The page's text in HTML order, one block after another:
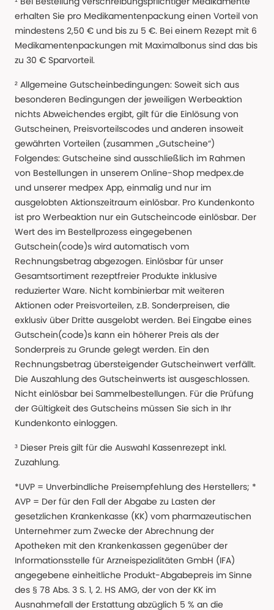
erhalten Sie pro Medikamentenpackung einen Vorteil von
mindestens 2,50 € und bis zu 5 €. Bei einem Rezept mit 6
Medikamentenpackungen mit Maximalbonus sind das bis
zu 30 € Sparvorteil.
² Allgemeine Gutscheinbedingungen: Soweit sich aus
besonderen Bedingungen der jeweiligen Werbeaktion
nichts Abweichendes ergibt, gilt für die Einlösung von
Gutscheinen, Preisvorteilscodes und anderen insoweit
gewährten Vorteilen (zusammen „Gutscheine“)
Folgendes: Gutscheine sind ausschließlich im Rahmen
von Bestellungen in unserem Online-Shop medpex.de
und unserer medpex App, einmalig und nur im
ausgelobten Aktionszeitraum einlösbar. Pro Kundenkonto
ist pro Werbeaktion nur ein Gutscheincode einlösbar. Der
Wert des im Bestellprozess eingegebenen
Gutschein(code)s wird automatisch vom
Rechnungsbetrag abgezogen. Einlösbar für unser
Gesamtsortiment rezeptfreier Produkte inklusive
reduzierter Ware. Nicht kombinierbar mit weiteren
Aktionen oder Preisvorteilen, z.B. Sonderpreisen, die
exklusiv über Dritte ausgelobt werden. Bei Eingabe eines
Gutschein(code)s kann ein höherer Preis als der
Sonderpreis zu Grunde gelegt werden. Ein den
Rechnungsbetrag übersteigender Gutscheinwert verfällt.
Die Auszahlung des Gutscheinwerts ist ausgeschlossen.
Nicht einlösbar bei Sammelbestellungen. Für die Prüfung
der Gültigkeit des Gutscheins müssen Sie sich in Ihr
Kundenkonto einloggen.
³ Dieser Preis gilt für die Auswahl Kassenrezept inkl.
Zuzahlung.
*UVP = Unverbindliche Preisempfehlung des Herstellers; *
AVP = Der für den Fall der Abgabe zu Lasten der
gesetzlichen Krankenkasse (KK) vom pharmazeutischen
Unternehmer zum Zwecke der Abrechnung der
Apotheken mit den Krankenkassen gegenüber der
Informationsstelle für Arzneispezialitäten GmbH (IFA)
angegebene einheitliche Produkt-Abgabepreis im Sinne
des § 78 Abs. 3 S. 1, 2. HS AMG, der von der KK im
Ausnahmefall der Erstattung abzüglich 5 % an die